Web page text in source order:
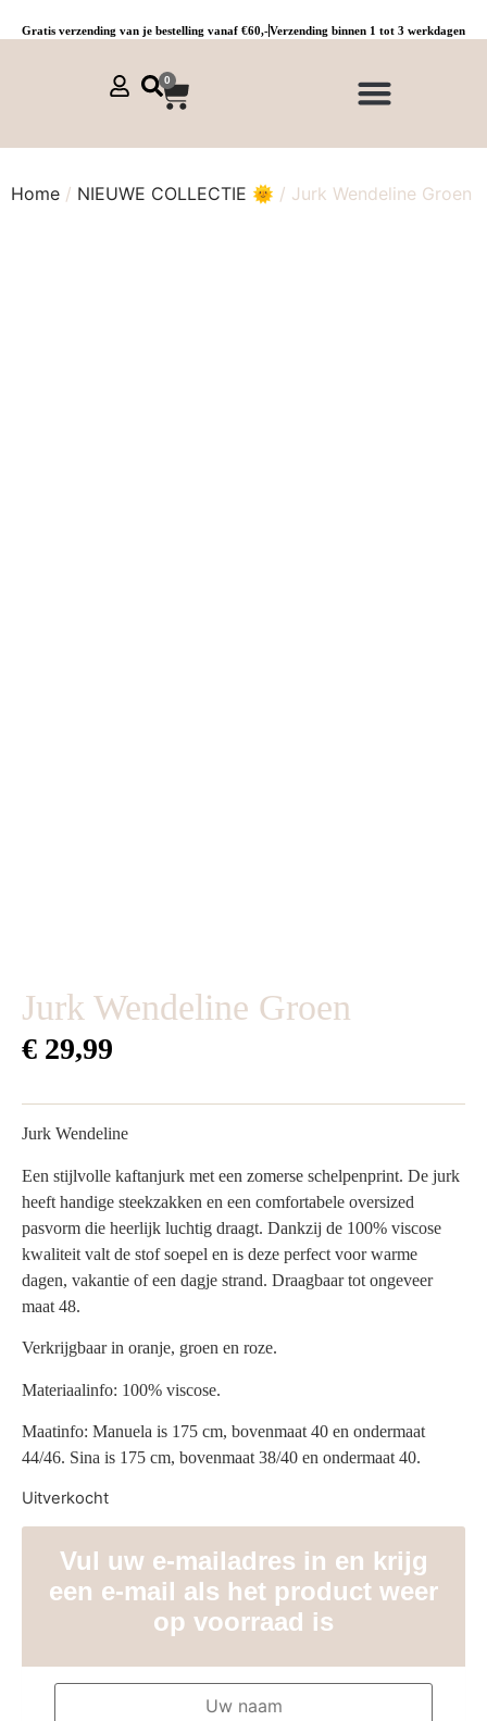
Gratis verzending van je bestelling vanaf €60,-Verzending binnen 1 tot 3 werkdagen
0
Home / NIEUWE COLLECTIE 🌞 / Jurk Wendeline Groen
Jurk Wendeline Groen
€ 29,99
Jurk Wendeline
Een stijlvolle kaftanjurk met een zomerse schelpenprint. De jurk
heeft handige steekzakken en een comfortabele oversized
pasvorm die heerlijk luchtig draagt. Dankzij de 100% viscose
kwaliteit valt de stof soepel en is deze perfect voor warme
dagen, vakantie of een dagje strand. Draagbaar tot ongeveer
maat 48.
Verkrijgbaar in oranje, groen en roze.
Materiaalinfo: 100% viscose.
Maatinfo: Manuela is 175 cm, bovenmaat 40 en ondermaat
44/46. Sina is 175 cm, bovenmaat 38/40 en ondermaat 40.
Uitverkocht
Vul uw e-mailadres in en krijg
een e-mail als het product weer
op voorraad is